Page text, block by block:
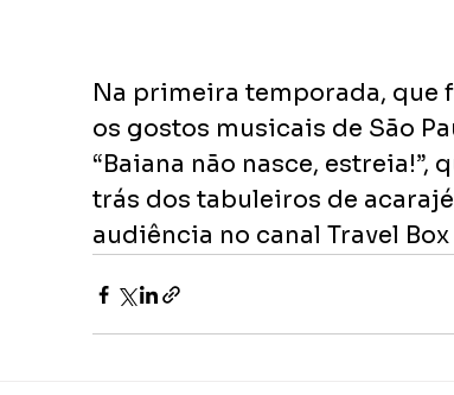
Na primeira temporada, que
os gostos musicais de São
“Baiana não nasce,
trás dos tabuleiros de
audiência no canal Travel Box